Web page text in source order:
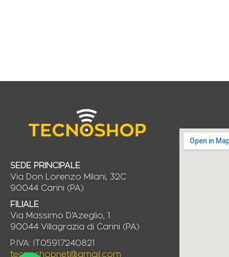
SEDE PRINCIPALE
Via Don Lorenzo Milani, 32C
90044 Carini (PA)
FILIALE
Via Massimo D’Azeglio, 1
90044 Villagrazia di Carini (PA)
P.IVA: IT05917240821
tecnoshopnet@gmail.com